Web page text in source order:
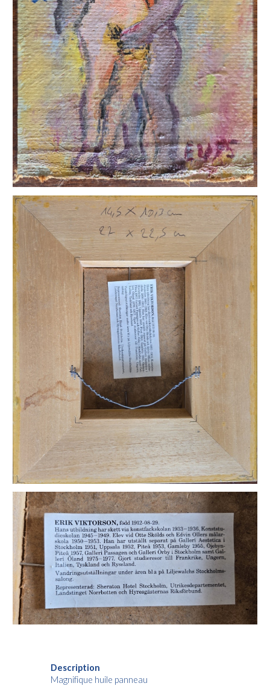
Description
Magnifique huile panneau